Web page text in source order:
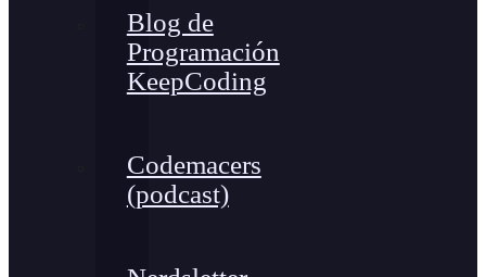
Blog de
Programación
KeepCoding
Codemacers
(podcast)